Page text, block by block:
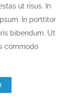
ut risus. In
In porttitor
bibendum. Ut
commodo